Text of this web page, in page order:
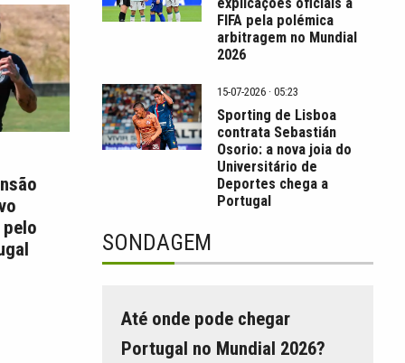
FIFA pela polémica
arbitragem no Mundial
2026
15-07-2026 · 05:23
Sporting de Lisboa
contrata Sebastián
Osorio: a nova joia do
Universitário de
Deportes chega a
Portugal
SONDAGEM
Até onde pode chegar
Portugal no Mundial 2026?